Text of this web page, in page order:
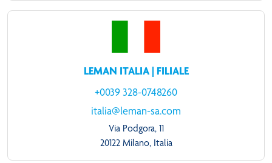
LEMAN ITALIA | FILIALE
+0039 328-0748260
italia@leman-sa.com
Via Podgora, 11
20122 Milano, Italia